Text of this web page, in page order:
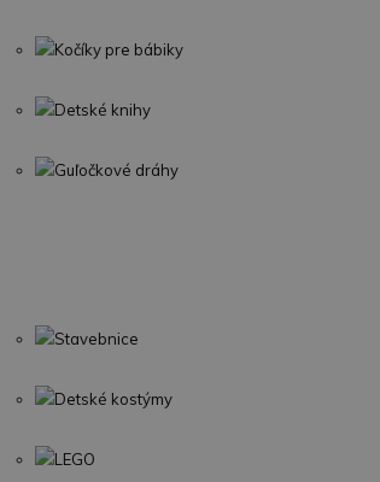
Kočíky pre bábiky
Detské knihy
Guľočkové dráhy
Stavebnice
Detské kostýmy
LEGO